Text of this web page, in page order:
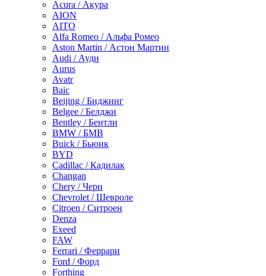
Acura / Акура
AION
AITO
Alfa Romeo / Альфа Ромео
Aston Martin / Астон Мартин
Audi / Ауди
Aurus
Avatr
Baic
Beijing / Биджинг
Belgee / Белджи
Bentley / Бентли
BMW / БМВ
Buick / Бьюик
BYD
Cadillac / Кадилак
Changan
Chery / Чери
Chevrolet / Шевроле
Citroen / Ситроен
Denza
Exeed
FAW
Ferrari / Феррари
Ford / Форд
Forthing